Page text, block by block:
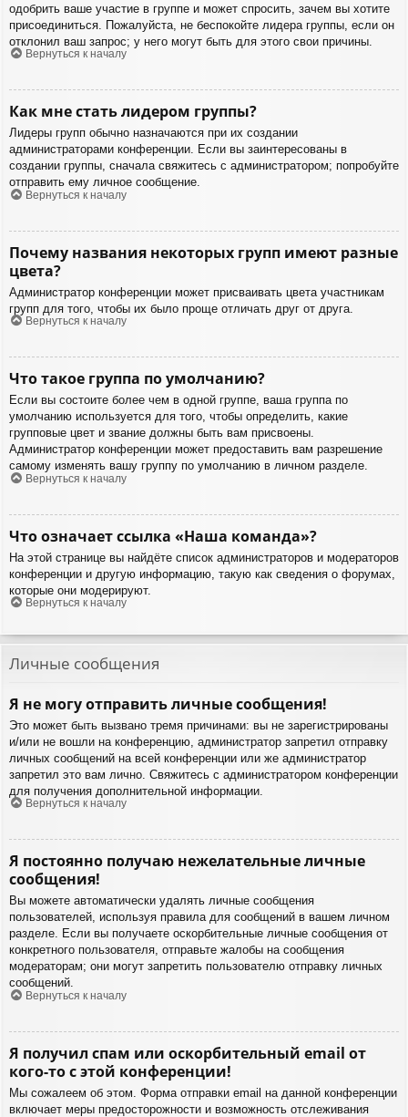
одобрить ваше участие в группе и может спросить, зачем вы хотите
присоединиться. Пожалуйста, не беспокойте лидера группы, если он
отклонил ваш запрос; у него могут быть для этого свои причины.
Вернуться к началу
Как мне стать лидером группы?
Лидеры групп обычно назначаются при их создании
администраторами конференции. Если вы заинтересованы в
создании группы, сначала свяжитесь с администратором; попробуйте
отправить ему личное сообщение.
Вернуться к началу
Почему названия некоторых групп имеют разные
цвета?
Администратор конференции может присваивать цвета участникам
групп для того, чтобы их было проще отличать друг от друга.
Вернуться к началу
Что такое группа по умолчанию?
Если вы состоите более чем в одной группе, ваша группа по
умолчанию используется для того, чтобы определить, какие
групповые цвет и звание должны быть вам присвоены.
Администратор конференции может предоставить вам разрешение
самому изменять вашу группу по умолчанию в личном разделе.
Вернуться к началу
Что означает ссылка «Наша команда»?
На этой странице вы найдёте список администраторов и модераторов
конференции и другую информацию, такую как сведения о форумах,
которые они модерируют.
Вернуться к началу
Личные сообщения
Я не могу отправить личные сообщения!
Это может быть вызвано тремя причинами: вы не зарегистрированы
и/или не вошли на конференцию, администратор запретил отправку
личных сообщений на всей конференции или же администратор
запретил это вам лично. Свяжитесь с администратором конференции
для получения дополнительной информации.
Вернуться к началу
Я постоянно получаю нежелательные личные
сообщения!
Вы можете автоматически удалять личные сообщения
пользователей, используя правила для сообщений в вашем личном
разделе. Если вы получаете оскорбительные личные сообщения от
конкретного пользователя, отправьте жалобы на сообщения
модераторам; они могут запретить пользователю отправку личных
сообщений.
Вернуться к началу
Я получил спам или оскорбительный email от
кого-то с этой конференции!
Мы сожалеем об этом. Форма отправки email на данной конференции
включает меры предосторожности и возможность отслеживания